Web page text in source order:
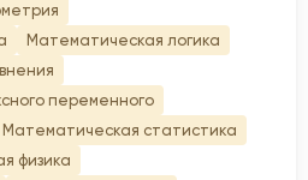
Математическая логика
переменного
Математическая статистика
физика